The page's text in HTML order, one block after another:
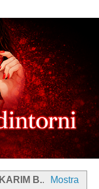
KARIM B..
Mostra